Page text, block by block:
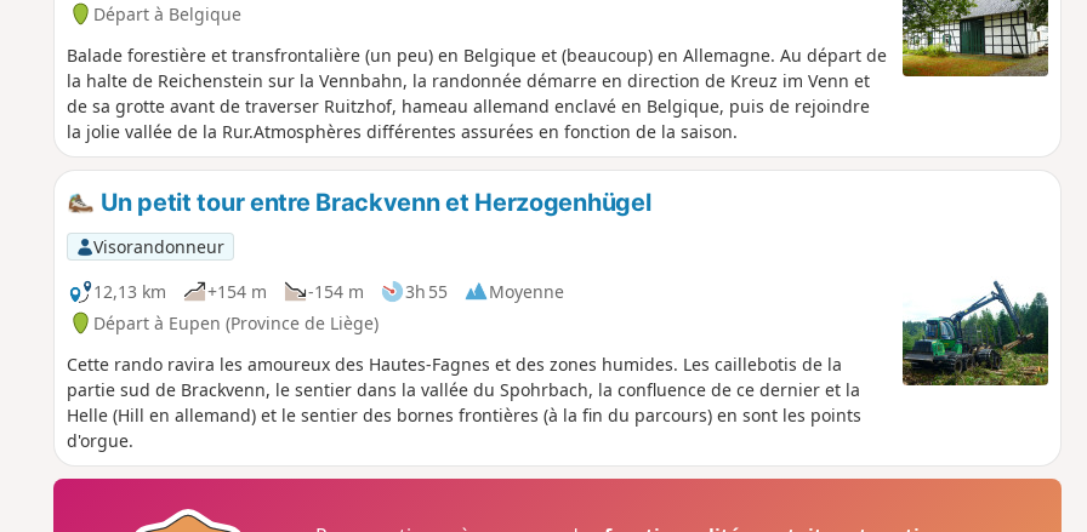
Départ à Belgique
Balade forestière et transfrontalière (un peu) en Belgique et (beaucoup) en Allemagne. Au départ de
la halte de Reichenstein sur la Vennbahn, la randonnée démarre en direction de Kreuz im Venn et
de sa grotte avant de traverser Ruitzhof, hameau allemand enclavé en Belgique, puis de rejoindre
la jolie vallée de la Rur.Atmosphères différentes assurées en fonction de la saison.
Un petit tour entre Brackvenn et Herzogenhügel
Visorandonneur
12,13 km
+154 m -154 m 3h 55
Moyenne
Départ à Eupen (Province de Liège)
Cette rando ravira les amoureux des Hautes-Fagnes et des zones humides. Les caillebotis de la
partie sud de Brackvenn, le sentier dans la vallée du Spohrbach, la confluence de ce dernier et la
Helle (Hill en allemand) et le sentier des bornes frontières (à la fin du parcours) en sont les points
d'orgue.